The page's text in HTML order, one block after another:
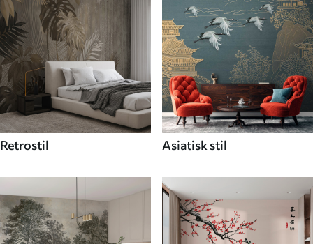
Retrostil Asiatisk stil